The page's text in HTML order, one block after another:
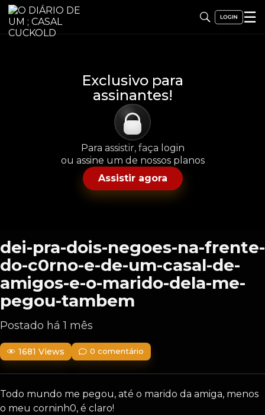
☰
Exclusivo para
assinantes!
Para assistir, faça login
ou assine um de nossos planos
Assistir agora
dei-pra-dois-negoes-na-frente-
do-c0rno-e-de-um-casal-de-
amigos-e-o-marido-dela-me-
pegou-tambem
Postado há 1 mês
1681 Views 0 comentário
Todo mundo me pegou, até o marido da amiga, menos
o meu corninh0, é claro!